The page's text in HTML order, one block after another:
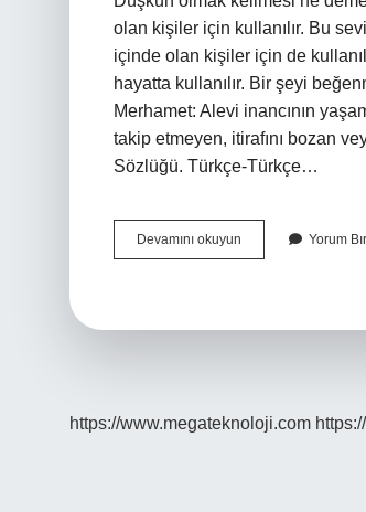
olan kişiler için kullanılır. Bu
içinde olan kişiler için de
hayatta kullanılır. Bir şeyi
Merhamet: Alevi inancının
takip etmeyen, itirafını bozan
Sözlüğü. Türkçe-Türkçe…
Devamını okuyun
Olmak
Yorum
https://www.megateknoloji.com